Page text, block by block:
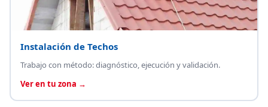
Instalación de Techos
Trabajo con método: diagnóstico, ejecución y validación.
Ver en tu zona →